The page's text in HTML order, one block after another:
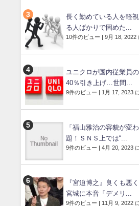
長く勤めている人を軽
る人ばかりで固めた...
10件のビュー | 9月 18, 2022
ユニクロが国内従業員
40％引き上げ…世間...
9件のビュー | 1月 17, 2023
「福山雅治の容貌が変
題！ＳＮＳ上では“...
9件のビュー | 4月 20, 2023
『宮迫博之』良くも悪
宮城に本音「デメリ...
9件のビュー | 11月 9, 2022